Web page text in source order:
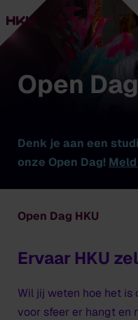
Open
Denk je aan een
onze Open Dag!
Open Dag HKU
Ervaar HKU
Wil jij weten hoe het is
voor sfeer er hangt en